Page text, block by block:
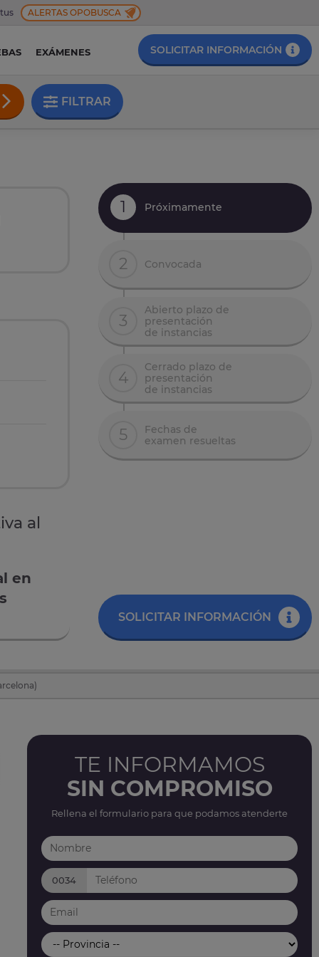
ALERTAS OPOBUSCA
EXÁMENES SOLICITAR INFORMACIÓN
FILTRAR
al
en
1 Próximamente
2 Convocada
3
Abierto plazo de
presentación
de instancias
4
Cerrado plazo de
presentación
de instancias
5
Fechas de
examen resueltas
SOLICITAR INFORMACIÓN
TE INFORMAMOS
SIN COMPROMISO
Rellena el formulario para que podamos atenderte
0034